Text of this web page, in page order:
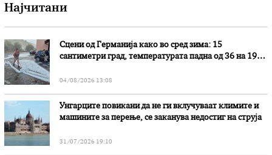
Најчитани
Сцени од Германија како во сред зима: 15
сантиметри град, температурата падна од 36 на 19
04/08/2026 13:08
Унгарците повикани да не ги вклучуваат климите и
машините за перење, се заканува недостиг на струја
31/07/2026 19:10